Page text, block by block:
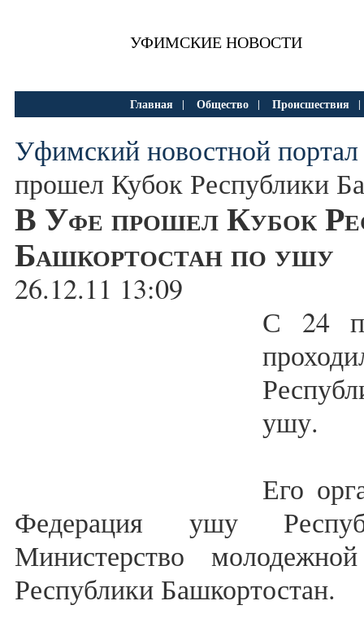
УФИМСКИЕ НОВОСТИ
Главная | Общество | Происшествия
Уфимский новостной портал
прошел Кубок Республики
В Уфе прошел Кубок
Башкортостан по ушу
26.12.11 13:09
С 24
ушу.
Его
Федерация ушу
Министерство
Республики Башкортостан.